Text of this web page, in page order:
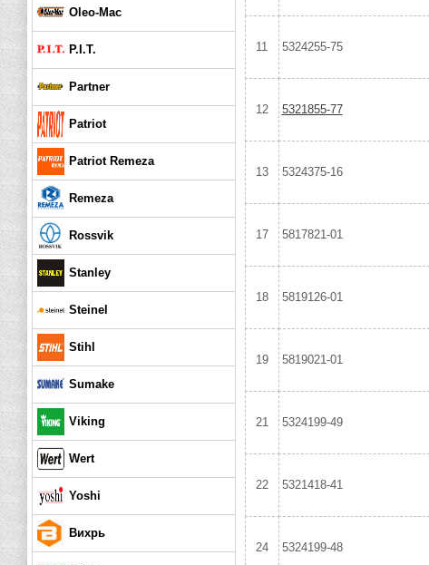
Oleo-Mac
P.I.T.
Partner
Patriot
Patriot Remeza
Remeza
Rossvik
Stanley
Steinel
Stihl
Sumake
Viking
Wert
Yoshi
Вихрь
11 5324255-75
12 5321855-77
13 5324375-16
17 5817821-01
18 5819126-01
19 5819021-01
21 5324199-49
22 5321418-41
24 5324199-48